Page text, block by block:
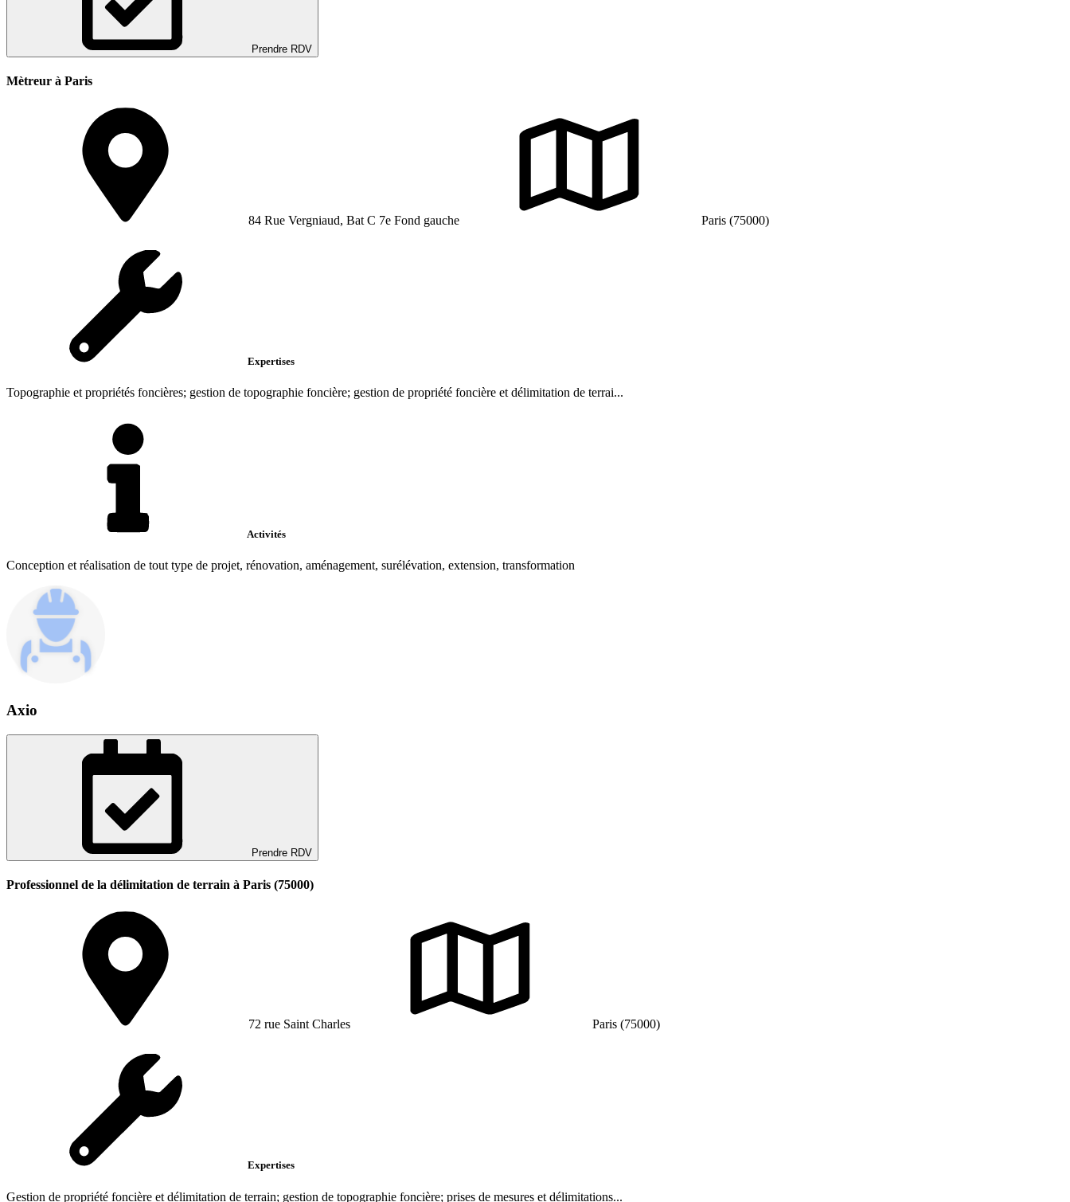
Prendre RDV
Mètreur à Paris
84 Rue Vergniaud, Bat C 7e Fond gauche Paris (75000)
Expertises
Topographie et propriétés foncières; gestion de topographie foncière; gestion de propriété foncière et délimitation de terrai...
Activités
Conception et réalisation de tout type de projet, rénovation, aménagement, surélévation, extension, transformation
Axio
Prendre RDV
Professionnel de la délimitation de terrain à Paris (75000)
72 rue Saint Charles Paris (75000)
Expertises
Gestion de propriété foncière et délimitation de terrain; gestion de topographie foncière; prises de mesures et délimitations...